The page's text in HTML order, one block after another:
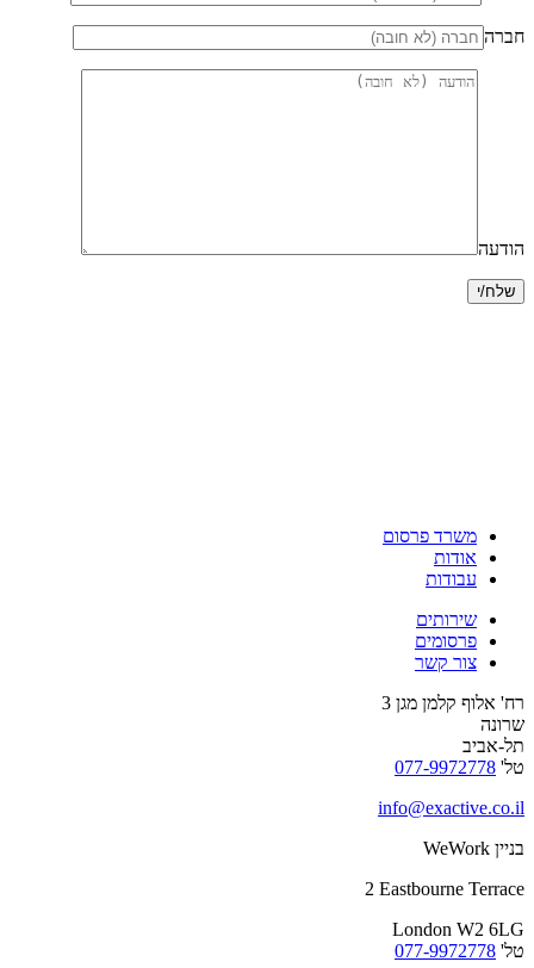
חברה
הודעה
משרד פרסום
אודות
עבודות
שירותים
פרסומים
צור קשר
רח' אלוף קלמן מגן 3
שרונה
תל-אביב
טל' 077-9972778
info@exactive.co.il
בניין WeWork
2 Eastbourne Terrace
London W2 6LG
טל' 077-9972778